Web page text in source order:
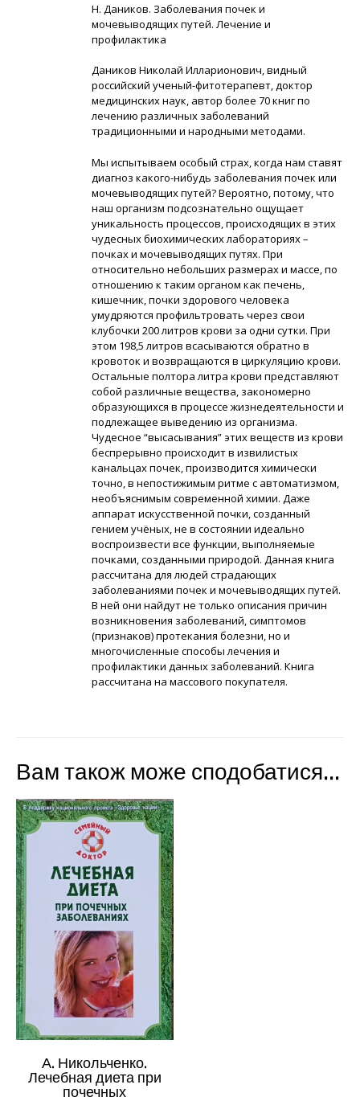
Н. Даников. Заболевания почек и
мочевыводящих путей. Лечение и
профилактика
Даников Николай Илларионович, видный
российский ученый-фитотерапевт, доктор
медицинских наук, автор более 70 книг по
лечению различных заболеваний
традиционными и народными методами.
Мы испытываем особый страх, когда нам ставят
диагноз какого-нибудь заболевания почек или
мочевыводящих путей? Вероятно, потому, что
наш организм подсознательно ощущает
уникальность процессов, происходящих в этих
чудесных биохимических лабораториях –
почках и мочевыводящих путях. При
относительно небольших размерах и массе, по
отношению к таким органом как печень,
кишечник, почки здорового человека
умудряются профильтровать через свои
клубочки 200 литров крови за одни сутки. При
этом 198,5 литров всасываются обратно в
кровоток и возвращаются в циркуляцию крови.
Остальные полтора литра крови представляют
собой различные вещества, закономерно
образующихся в процессе жизнедеятельности и
подлежащее выведению из организма.
Чудесное “высасывания” этих веществ из крови
беспрерывно происходит в извилистых
канальцах почек, производится химически
точно, в непостижимым ритме с автоматизмом,
необъяснимым современной химии. Даже
аппарат искусственной почки, созданный
гением учёных, не в состоянии идеально
воспроизвести все функции, выполняемые
почками, созданными природой. Данная книга
рассчитана для людей страдающих
заболеваниями почек и мочевыводящих путей.
В ней они найдут не только описания причин
возникновения заболеваний, симптомов
(признаков) протекания болезни, но и
многочисленные способы лечения и
профилактики данных заболеваний. Книга
рассчитана на массового покупателя.
Вам також може сподобатися…
А. Никольченко.
Лечебная диета при
почечных